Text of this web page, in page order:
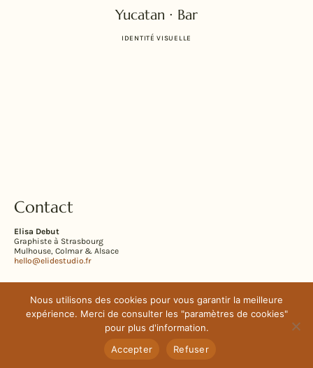
Yucatan ∙ Bar
IDENTITÉ VISUELLE
Contact
Elisa Debut
Graphiste à Strasbourg
Mulhouse, Colmar & Alsace
hello@elidestudio.fr
Mentions légales❘Conditions générales de vente❘Plan de site
© 2024 ❘ ÉLIDE STUDIO · TOUS DROITS RÉSERVÉS
Nous utilisons des cookies pour vous garantir la meilleure
expérience. Merci de consulter les "paramètres de cookies"
pour plus d'information.
Accepter
Refuser